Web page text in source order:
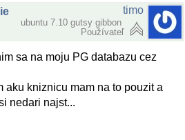
timo
ubuntu 7.10 gutsy gibbon
Používateľ
sa na moju PG databazu cez
aku kniznicu mam na to pouzit a
nedari najst...